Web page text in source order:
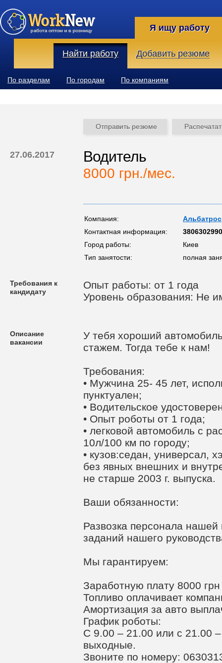
Я ищу работу
Найти работу Добавить резюме
По разделам По городам По компаниям
Отправить резюме
27.06.2017 Водитель
8000 грн./мес.
Компания:
Альбатрос
Контактная информация:
Город работы:
Киев
Тип занятости:
полная
Требования к
кандидату
Опыт работы: от 1 года
Уровень образования: Не
Описание
вакансии
У тебя хороший
стажем. Тогда тебе к нам!
Требования:
• Мужчина 25- 45 лет,
пунктуален;
• Водительское
• Опыт роботы от 1 года;
• легковой автомобиль с
10л/100 км по городу;
• кузов:седан, универсал,
без явных внешних и
не старше 2003 г. выпуска.
Ваши обязанности:
Развозка персонала
заданий нашего
Мы гарантируем:
Заработную плату 8000 грн
Топливо оплачивает
Амортизация за авто
График роботы:
С 9.00 – 21.00 или с 21.00
выходные.
Звоните по номеру: